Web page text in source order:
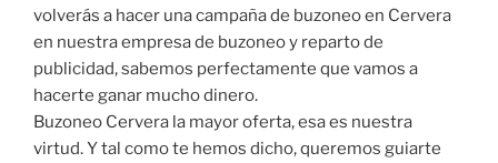
volverás a hacer una campaña de buzoneo en Cervera
en nuestra empresa de buzoneo y reparto de
publicidad, sabemos perfectamente que vamos a
hacerte ganar mucho dinero.
Buzoneo Cervera la mayor oferta, esa es nuestra
virtud. Y tal como te hemos dicho, queremos guiarte